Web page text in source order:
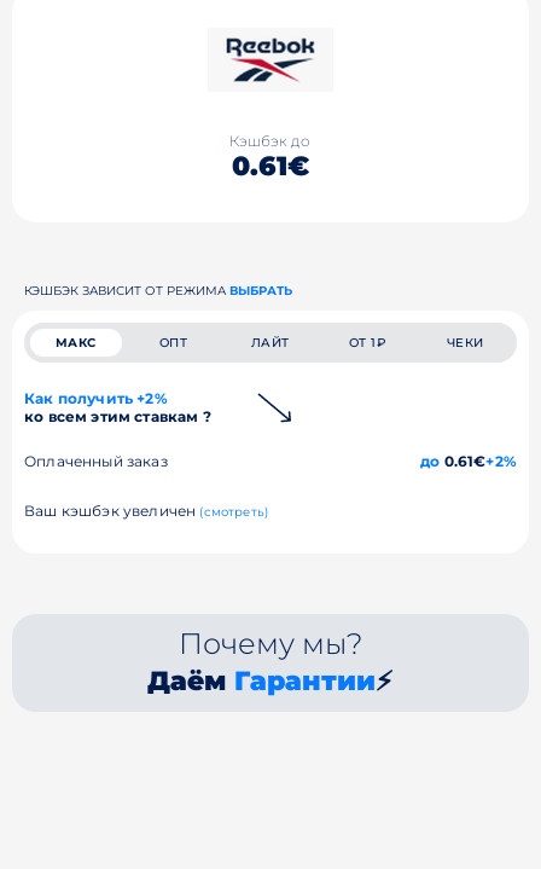
Кэшбэк до
0.61€
КЭШБЭК ЗАВИСИТ ОТ РЕЖИМА ВЫБРАТЬ
МАКС ОПТ ЛАЙТ ОТ 1₽ ЧЕКИ
Как получить +2%
ко всем этим ставкам ?
Оплаченный заказ до 0.61€+2%
Ваш кэшбэк увеличен (смотреть)
Почему мы?
Даём Гарантии⚡